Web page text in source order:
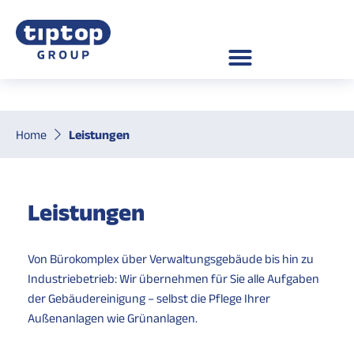
Home Leistungen
Leistungen
Von Bürokomplex über Verwaltungsgebäude bis hin zu
Industriebetrieb: Wir übernehmen für Sie alle Aufgaben
der Gebäudereinigung – selbst die Pflege Ihrer
Außenanlagen wie Grünanlagen.